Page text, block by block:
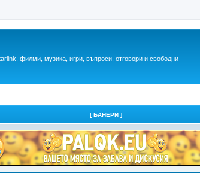
филми, музика, игри, въпроси, отговори и свободни
[ БАНЕРИ ]